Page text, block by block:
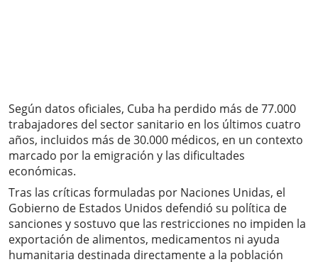
Según datos oficiales, Cuba ha perdido más de 77.000
trabajadores del sector sanitario en los últimos cuatro
años, incluidos más de 30.000 médicos, en un contexto
marcado por la emigración y las dificultades
económicas.
Tras las críticas formuladas por Naciones Unidas, el
Gobierno de Estados Unidos defendió su política de
sanciones y sostuvo que las restricciones no impiden la
exportación de alimentos, medicamentos ni ayuda
humanitaria destinada directamente a la población